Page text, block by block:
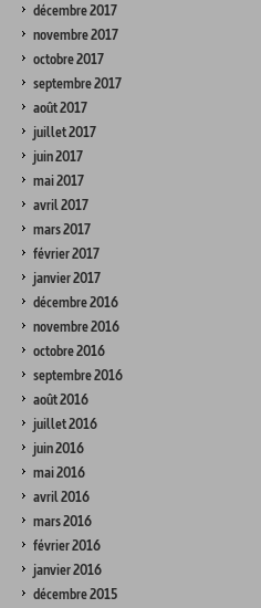
décembre 2017
novembre 2017
octobre 2017
septembre 2017
août 2017
juillet 2017
juin 2017
mai 2017
avril 2017
mars 2017
février 2017
janvier 2017
décembre 2016
novembre 2016
octobre 2016
septembre 2016
août 2016
juillet 2016
juin 2016
mai 2016
avril 2016
mars 2016
février 2016
janvier 2016
décembre 2015